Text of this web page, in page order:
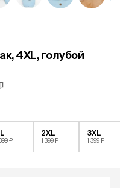
4XL, голубой
₽
2XL
1 399 ₽
3XL
1 399 ₽